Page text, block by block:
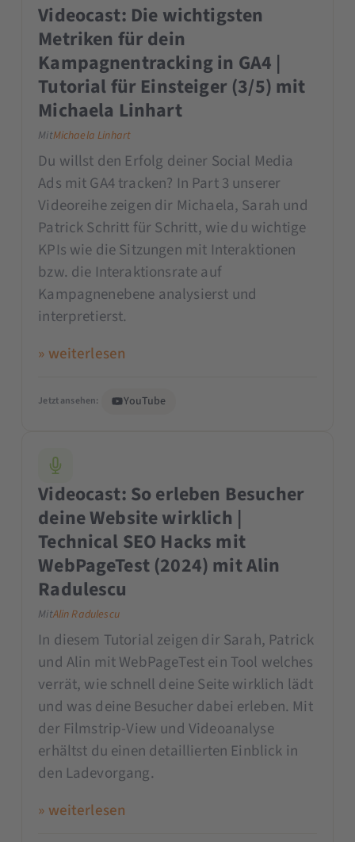
Videocast: Die wichtigsten
Metriken für dein
Kampagnentracking in GA4 |
Tutorial für Einsteiger (3/5) mit
Michaela Linhart
MitMichaela Linhart
Du willst den Erfolg deiner Social Media
Ads mit GA4 tracken? In Part 3 unserer
Videoreihe zeigen dir Michaela, Sarah und
Patrick Schritt für Schritt, wie du wichtige
KPIs wie die Sitzungen mit Interaktionen
bzw. die Interaktionsrate auf
Kampagnenebene analysierst und
interpretierst.
» weiterlesen
Jetzt ansehen: YouTube
Videocast: So erleben Besucher
deine Website wirklich |
Technical SEO Hacks mit
WebPageTest (2024) mit Alin
Radulescu
MitAlin Radulescu
In diesem Tutorial zeigen dir Sarah, Patrick
und Alin mit WebPageTest ein Tool welches
verrät, wie schnell deine Seite wirklich lädt
und was deine Besucher dabei erleben. Mit
der Filmstrip-View und Videoanalyse
erhältst du einen detaillierten Einblick in
den Ladevorgang.
» weiterlesen